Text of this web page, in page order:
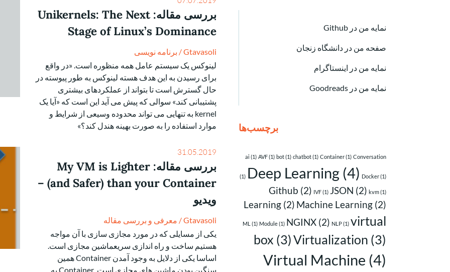
بررسی مقاله: Unikernels: The Next
Stage of Linux’s Dominance
Gtavasoli
/ برنامه نویسی
لینوکس یک سیستم عامل همه منظوره است. «در واقع
برای رسیدن به این هدف هسته لینوکس به طور پیوسته در
حال گسترش است تا بتواند از عملکردهای بیشتری
پشتیبانی کند.» سوالی که پیش می آید این است که «آیا یک
kernel به تنهایی می تواند محدوده وسیعی از شرایط و
موارد استفاده را به صورت بهینه هندل کند؟»
31.05.2019
بررسی مقاله: My VM is Lighter
(and Safer) than your Container –
ویدیو
Gtavasoli
/ معرفی و بررسی مقاله
یکی از مسایلی که در مورد مجازی سازی با آن مواجه
هستیم ساخت و راه اندازی سریعماشین مجازی است.
اساسا یکی از دلایل به وجود آمدن Container همین
سنگین بودن ماشین های مجازی است. Container به
نمایه من در Github
صفحه من در دانشگاه زنجان
نمایه من در اینستاگرام
نمایه من در Goodreads
برچسب‌ها
ai (1) AVF(1) bot(1) chatbot(1) Container(1) Conversation
(1) Deep Learning (4) Docker(1)
Github (2) IVF(1) JSON (2) kvm(1)
Learning (2) Machine Learning (2)
ML (1) Module(1) NGINX (2) NLP(1) virtual
box (3)Virtualization (3)
Virtual Machine (4)